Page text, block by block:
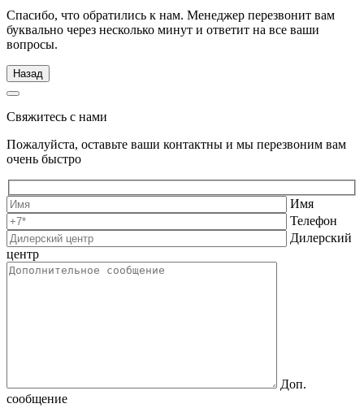
Спасибо, что обратились к нам. Менеджер перезвонит вам
буквально через несколько минут и ответит на все ваши
вопросы.
Назад
Свяжитесь с нами
Пожалуйста, оставьте ваши контактны и мы перезвоним вам
очень быстро
Имя
Телефон
Дилерский
центр
Доп.
сообщение